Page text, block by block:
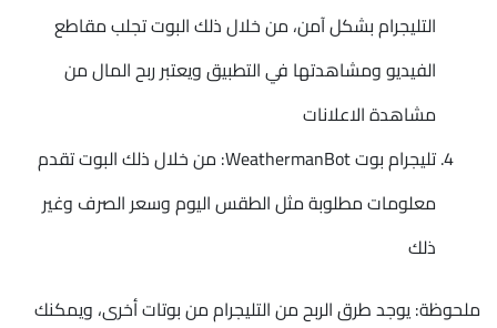
التليجرام بشكل آمن، من خلال ذلك البوت تجلب مقاطع
الفيديو ومشاهدتها في التطبيق ويعتبر ربح المال من
مشاهدة الاعلانات
تليجرام بوت WeathermanBot: من خلال ذلك البوت تقدم
معلومات مطلوبة مثل الطقس اليوم وسعر الصرف وغير
ذلك
ملحوظة: يوجد طرق الربح من التليجرام من بوتات أخرى، ويمكنك